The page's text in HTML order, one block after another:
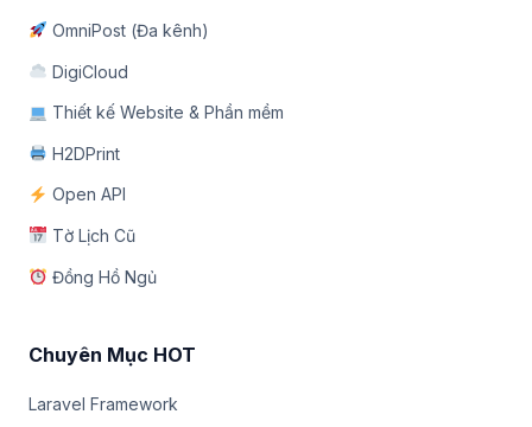
OmniPost (Đa kênh)
DigiCloud
Thiết kế Website & Phần mềm
H2DPrint
Open API
Tờ Lịch Cũ
Đồng Hồ Ngủ
Chuyên Mục HOT
Laravel Framework